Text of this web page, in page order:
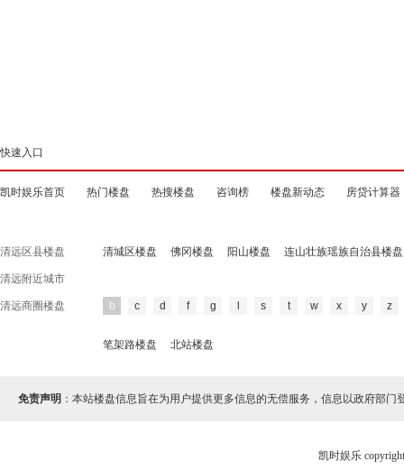
快速入口
凯时娱乐首页 热门楼盘 热搜楼盘 咨询榜 楼盘新动态 房贷计算器
清远区县楼盘 清城区楼盘 佛冈楼盘 阳山楼盘 连山壮族瑶族自治县楼盘
清远附近城市
清远商圈楼盘 b c d f g s t w x y z
笔架路楼盘 北站楼盘
免责声明 ：本站楼盘信息旨在为用户提供更多信息的无偿服务，信息以政府部门
凯时娱乐